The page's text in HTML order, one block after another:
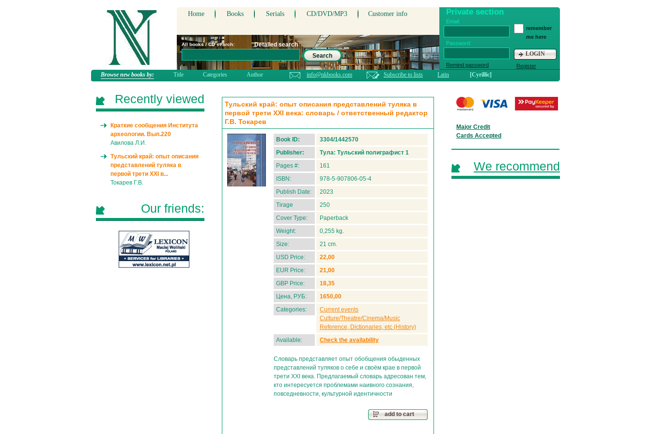
Home Books Serials CD/DVD/MP3 Customer info Private section
Email:
Password:
Remind password
remember
me here
LOGIN
Register
All books / CD search:
Detailed search
Search
Browse new books by: Title Categories Author info@nkbooks.com Subscribe to lists Latin [Cyrillic]
Тульский край: опыт описания представлений туляка в
первой трети XXI века: словарь / ответственный редактор
Г.В. Токарев
Book ID:
3304/1442570
Publisher:
Тула: Тульский полиграфист 1
Pages #:
161
ISBN:
978-5-907806-05-4
Publish Date:
2023
Tirage
250
Cover Type:
Paperback
Weight:
0,255 kg.
Size:
21 cm.
USD Price:
22,00
EUR Price:
21,00
GBP Price:
18,35
Цена, РУБ:
1650,00
Categories:
Current events
Culture/Theatre/Cinema/Music
Reference, Dictionaries, etc (History)
Available:
Check the availability
Словарь представляет опыт обобщения обыденных
представлений туляков о себе и своём крае в первой
трети XXI века. Предлагаемый словарь адресован тем,
кто интересуется проблемами наивного сознания,
повседневности, культурной идентичности
add to cart
Recently viewed
Краткие сообщения Института
археологии. Вып.220
Авилова Л.И.
Тульский край: опыт описания
представлений туляка в
первой трети XXI в...
Токарев Г.В.
Our friends:
Major Credit
Cards Accepted
We recommend